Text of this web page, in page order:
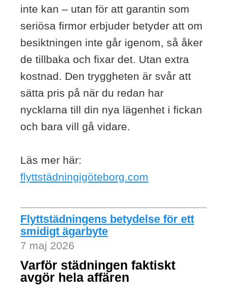
inte kan – utan för att garantin som
seriösa firmor erbjuder betyder att om
besiktningen inte går igenom, så åker
de tillbaka och fixar det. Utan extra
kostnad. Den tryggheten är svår att
sätta pris på när du redan har
nycklarna till din nya lägenhet i fickan
och bara vill gå vidare.
Läs mer här:
flyttstädningigöteborg.com
Flyttstädningens betydelse för ett
smidigt ägarbyte
7 maj 2026
Varför städningen faktiskt
avgör hela affären